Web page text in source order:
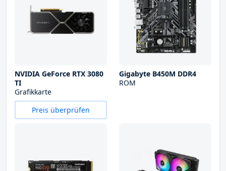
NVIDIA GeForce RTX 3080
TI
Grafikkarte
Preis überprüfen
Gigabyte B450M DDR4
ROM